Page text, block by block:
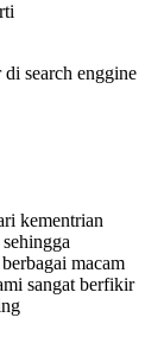
search enggine
kementrian
macam
sangat berfikir